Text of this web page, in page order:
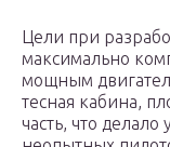
Цели при
максимально
мощным
тесная кабина,
часть, что